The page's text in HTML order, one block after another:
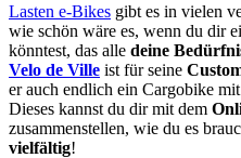
Lasten e-Bikes gibt es in vielen
wie schön wäre es, wenn du dir
könntest, das alle deine
Velo de Ville ist für seine
er auch endlich ein Cargobike
Dieses kannst du dir mit dem
zusammenstellen, wie du es
vielfältig!